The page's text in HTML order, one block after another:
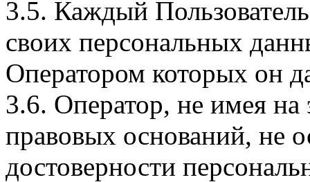
3.5. Каждый
своих персональных
Оператором которых он
3.6. Оператор, не имея
правовых оснований, не
достоверности